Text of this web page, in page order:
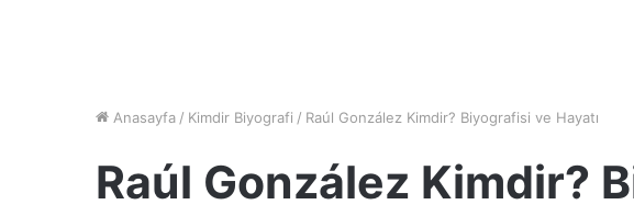
Anasayfa / Kimdir Biyografi / Raúl González Kimdir? Biyografisi ve Hayatı
Raúl González Kimdir?